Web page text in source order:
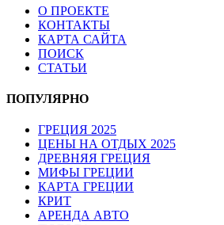
О ПРОЕКТЕ
КОНТАКТЫ
КАРТА САЙТА
ПОИСК
СТАТЬИ
ПОПУЛЯРНО
ГРЕЦИЯ 2025
ЦЕНЫ НА ОТДЫХ 2025
ДРЕВНЯЯ ГРЕЦИЯ
МИФЫ ГРЕЦИИ
КАРТА ГРЕЦИИ
КРИТ
АРЕНДА АВТО